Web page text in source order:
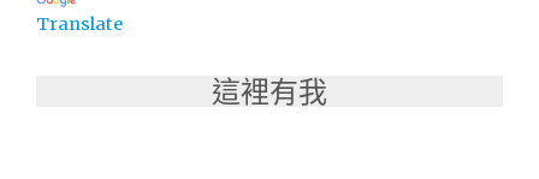
Translate
這裡有我